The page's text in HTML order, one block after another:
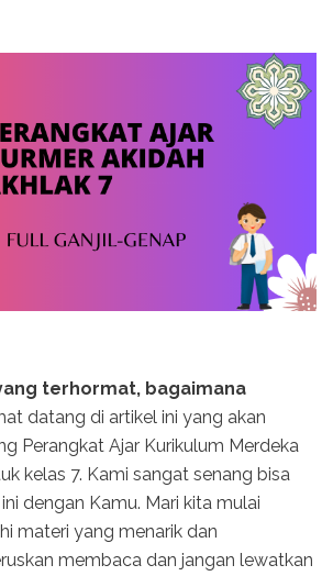
terhormat, bagaimana
datang di artikel ini yang akan
Perangkat Ajar Kurikulum Merdeka
kelas 7. Kami sangat senang bisa
dengan Kamu. Mari kita mulai
materi yang menarik dan
membaca dan jangan lewatkan